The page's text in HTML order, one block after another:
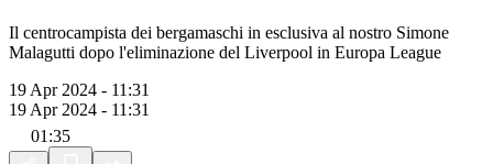
Il centrocampista dei bergamaschi in esclusiva al nostro Simone
Malagutti dopo l'eliminazione del Liverpool in Europa League
19 Apr 2024 - 11:31
19 Apr 2024 - 11:31
01:35